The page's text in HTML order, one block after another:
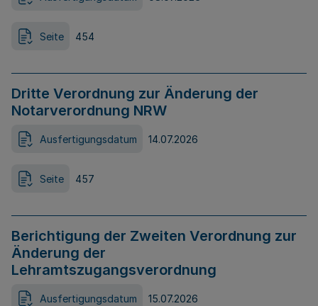
Seite 454
Dritte Verordnung zur Änderung der
Notarverordnung NRW
Ausfertigungsdatum 14.07.2026
Seite 457
Berichtigung der Zweiten Verordnung zur
Änderung der
Lehramtszugangsverordnung
Ausfertigungsdatum 15.07.2026